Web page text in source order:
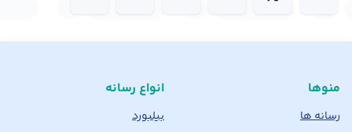
منوها
رسانه ها
انواع رسانه
بیلبورد